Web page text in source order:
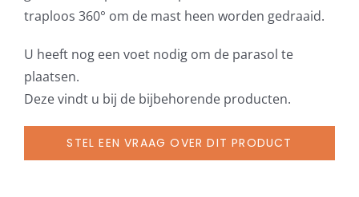
traploos 360° om de mast heen worden gedraaid.
U heeft nog een voet nodig om de parasol te
plaatsen.
Deze vindt u bij de bijbehorende producten.
STEL EEN VRAAG OVER DIT PRODUCT